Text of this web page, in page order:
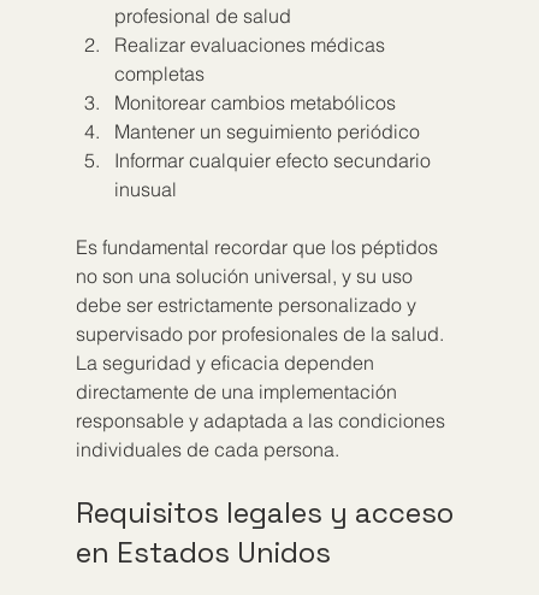
profesional de salud
Realizar evaluaciones médicas
completas
Monitorear cambios metabólicos
Mantener un seguimiento periódico
Informar cualquier efecto secundario
inusual
Es fundamental recordar que los péptidos
no son una solución universal, y su uso
debe ser estrictamente personalizado y
supervisado por profesionales de la salud.
La seguridad y eficacia dependen
directamente de una implementación
responsable y adaptada a las condiciones
individuales de cada persona.
Requisitos legales y acceso
en Estados Unidos